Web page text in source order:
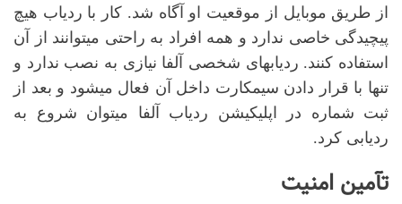
از طریق موبایل از موقعیت او آگاه شد. کار با ردیاب هیچ
پیچیدگی خاصی ندارد و همه افراد به راحتی میتوانند از آن
استفاده کنند. ردیابهای شخصی آلفا نیازی به نصب ندارد و
تنها با قرار دادن سیمکارت داخل آن فعال میشود و بعد از
ثبت شماره در اپلیکیشن ردیاب آلفا میتوان شروع به
ردیابی کرد.
تآمین امنیت